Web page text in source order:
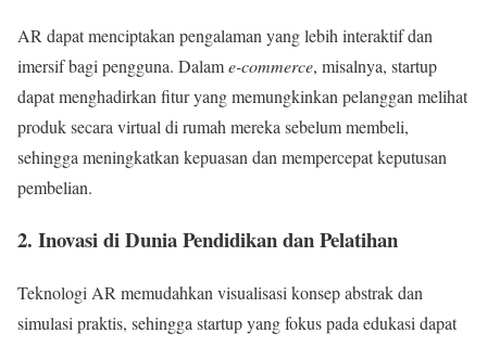
AR dapat menciptakan pengalaman yang lebih interaktif dan
imersif bagi pengguna. Dalame-commerce, misalnya, startup
dapat menghadirkan fitur yang memungkinkan pelanggan melihat
produk secara virtual di rumah mereka sebelum membeli,
sehingga meningkatkan kepuasan dan mempercepat keputusan
pembelian.
2. Inovasi di Dunia Pendidikan dan Pelatihan
Teknologi AR memudahkan visualisasi konsep abstrak dan
simulasi praktis, sehingga startup yang fokus pada edukasi dapat